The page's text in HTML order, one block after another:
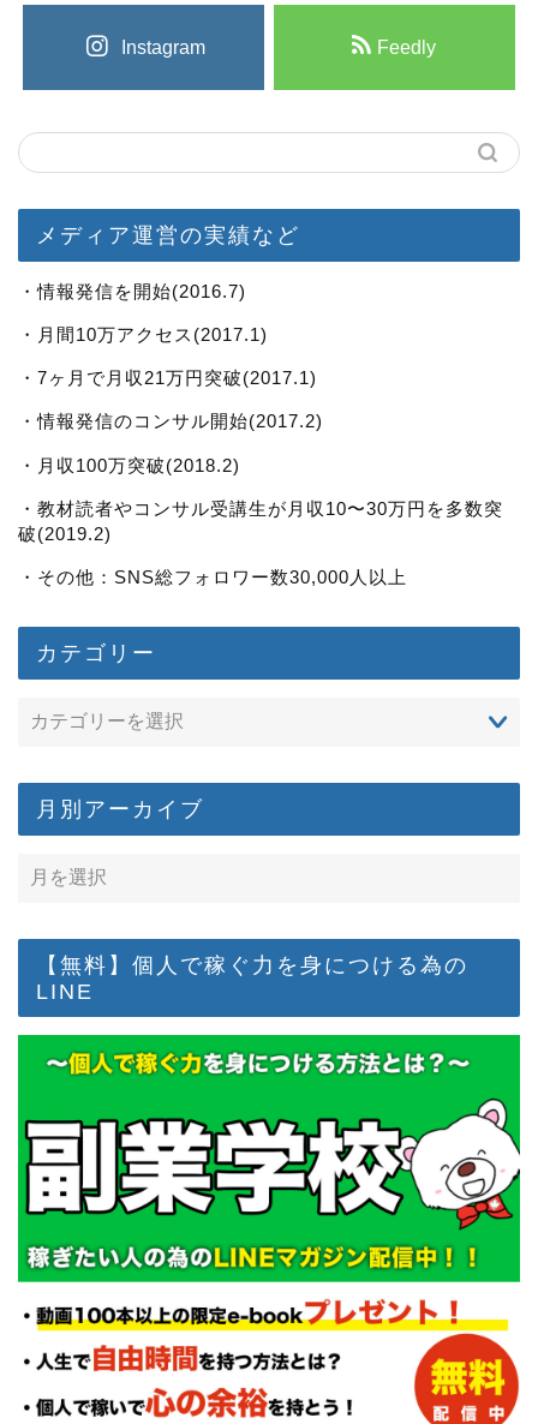
Instagram Feedly
メディア運営の実績など
・情報発信を開始(2016.7)
・月間10万アクセス(2017.1)
・7ヶ月で月収21万円突破(2017.1)
・情報発信のコンサル開始(2017.2)
・月収100万突破(2018.2)
・教材読者やコンサル受講生が月収10〜30万円を多数突
破(2019.2)
・その他：SNS総フォロワー数30,000人以上
カテゴリー
月別アーカイブ
【無料】個人で稼ぐ力を身につける為の
LINE